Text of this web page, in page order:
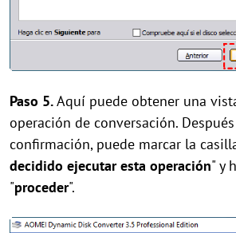
Paso 5.Aquí puede obtener una
operación de conversación.
confirmación, puede marcar la
decidido ejecutar esta operación" y
"proceder".